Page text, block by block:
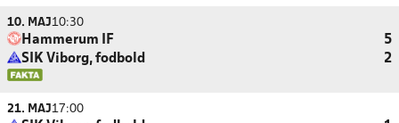
10. MAJ10:30
Hammerum IF
5
SIK Viborg, fodbold
2
21. MAJ17:00